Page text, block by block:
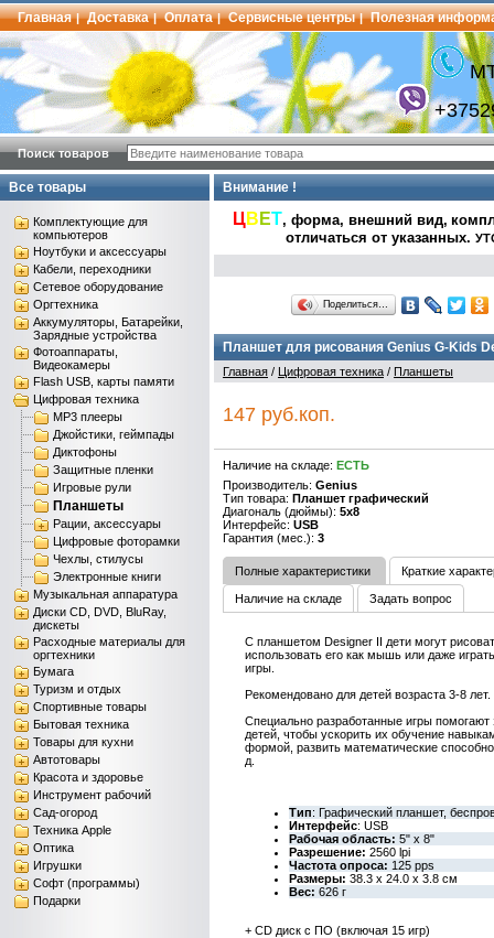
Главная | Доставка | Оплата | Сервисные центры | Полезная
Поиск товаров
Все товары
Комплектующие для
компьютеров
Ноутбуки и аксессуары
Кабели, переходники
Сетевое оборудование
Оргтехника
Аккумуляторы, Батарейки,
Зарядные устройства
Фотоаппараты,
Видеокамеры
Flash USB, карты памяти
Цифровая техника
MP3 плееры
Джойстики, геймпады
Диктофоны
Защитные пленки
Игровые рули
Планшеты
Рации, аксессуары
Цифровые фоторамки
Чехлы, стилусы
Электронные книги
Музыкальная аппаратура
Диски CD, DVD, BluRay,
дискеты
Расходные материалы для
оргтехники
Бумага
Туризм и отдых
Спортивные товары
Бытовая техника
Товары для кухни
Автотовары
Красота и здоровье
Инструмент рабочий
Сад-огород
Техника Apple
Оптика
Игрушки
Софт (программы)
Подарки
Внимание !
ЦВ ЕТ, форма, внешний вид,
отличаться от указанных.
Поделиться…
Планшет для рисования Genius G-Kids
Главная / Цифровая техника / Планшеты
147 руб.коп.
Наличие на складе: ЕСТЬ
Производитель: Genius
Тип товара: Планшет графический
Диагональ (дюймы): 5х8
Интерфейс: USB
Гарантия (мес.): 3
Полные характеристики Краткие
Наличие на складе Задать вопрос
С планшетом Designer II дети могут
использовать его как мышь или даже
игры.
Рекомендовано для детей возраста 3-8 лет.
Специально разработанные игры помогают
детей, чтобы ускорить их обучение
формой, развить математические
д.
Тип: Графический планшет,
Интерфейс: USB
Рабочая область: 5" x 8"
Разрешение: 2560 lpi
Частота опроса: 125 pps
Размеры: 38.3 x 24.0 x 3.8 см
Вес: 626 г
+ CD диск с ПО (включая 15 игр)